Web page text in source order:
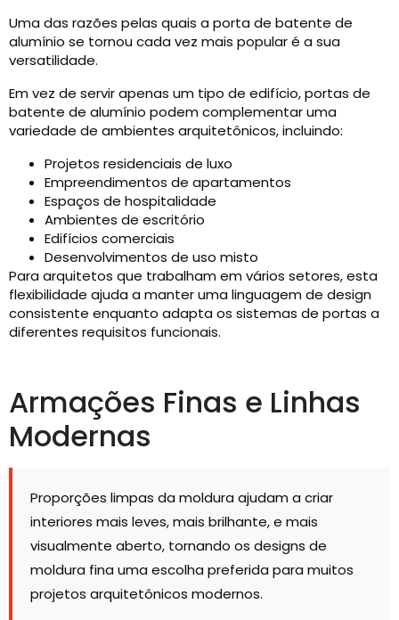
Uma das razões pelas quais a porta de batente de
alumínio se tornou cada vez mais popular é a sua
versatilidade.
Em vez de servir apenas um tipo de edifício, portas de
batente de alumínio podem complementar uma
variedade de ambientes arquitetônicos, incluindo:
Projetos residenciais de luxo
Empreendimentos de apartamentos
Espaços de hospitalidade
Ambientes de escritório
Edifícios comerciais
Desenvolvimentos de uso misto
Para arquitetos que trabalham em vários setores, esta
flexibilidade ajuda a manter uma linguagem de design
consistente enquanto adapta os sistemas de portas a
diferentes requisitos funcionais.
Armações Finas e Linhas
Modernas
Proporções limpas da moldura ajudam a criar
interiores mais leves, mais brilhante, e mais
visualmente aberto, tornando os designs de
moldura fina uma escolha preferida para muitos
projetos arquitetônicos modernos.